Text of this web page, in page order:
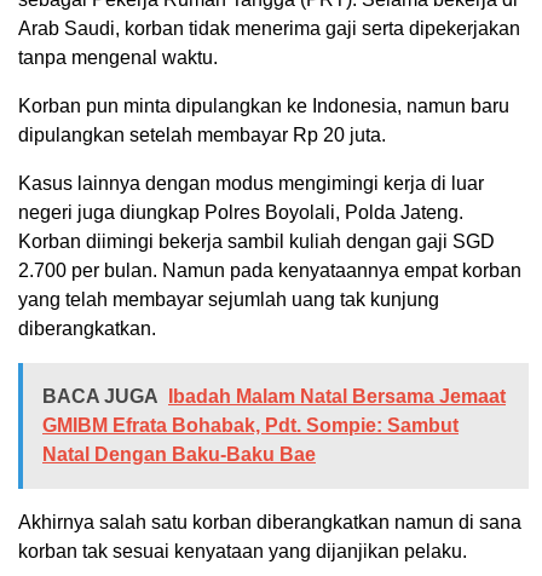
Arab Saudi, korban tidak menerima gaji serta dipekerjakan
tanpa mengenal waktu.
Korban pun minta dipulangkan ke Indonesia, namun baru
dipulangkan setelah membayar Rp 20 juta.
Kasus lainnya dengan modus mengimingi kerja di luar
negeri juga diungkap Polres Boyolali, Polda Jateng.
Korban diimingi bekerja sambil kuliah dengan gaji SGD
2.700 per bulan. Namun pada kenyataannya empat korban
yang telah membayar sejumlah uang tak kunjung
diberangkatkan.
BACA JUGA
Ibadah Malam Natal Bersama Jemaat
GMIBM Efrata Bohabak, Pdt. Sompie: Sambut
Natal Dengan Baku-Baku Bae
Akhirnya salah satu korban diberangkatkan namun di sana
korban tak sesuai kenyataan yang dijanjikan pelaku.